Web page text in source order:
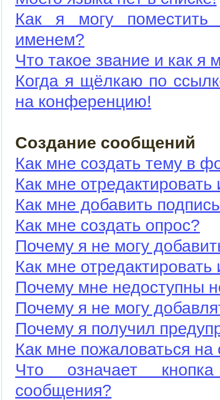
Как я могу
именем?
Что такое звание и как я
Когда я щёлкаю по
на конференцию!
Создание сообщений
Как мне создать тему в
Как мне
Как мне добавить
Как мне создать опрос?
Почему я не могу
Как мне
Почему мне недоступны
Почему я не могу
Почему я получил
Как мне пожаловаться
Что означает
сообщения?